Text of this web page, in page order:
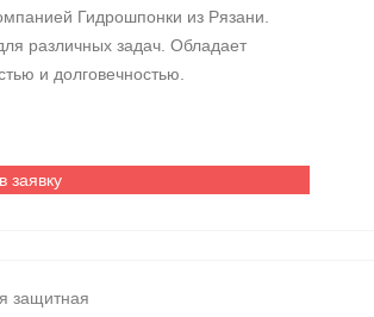
Гидрошпонки из Рязани.
различных задач. Обладает
и долговечностью.
заявку
защитная